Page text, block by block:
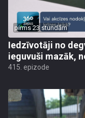
pirms 23 stundām
Iedzīvotāji no
ieguvuši mazāk,
415. epizode